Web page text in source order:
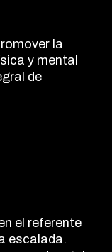
la
y mental
de
el referente
escalada.